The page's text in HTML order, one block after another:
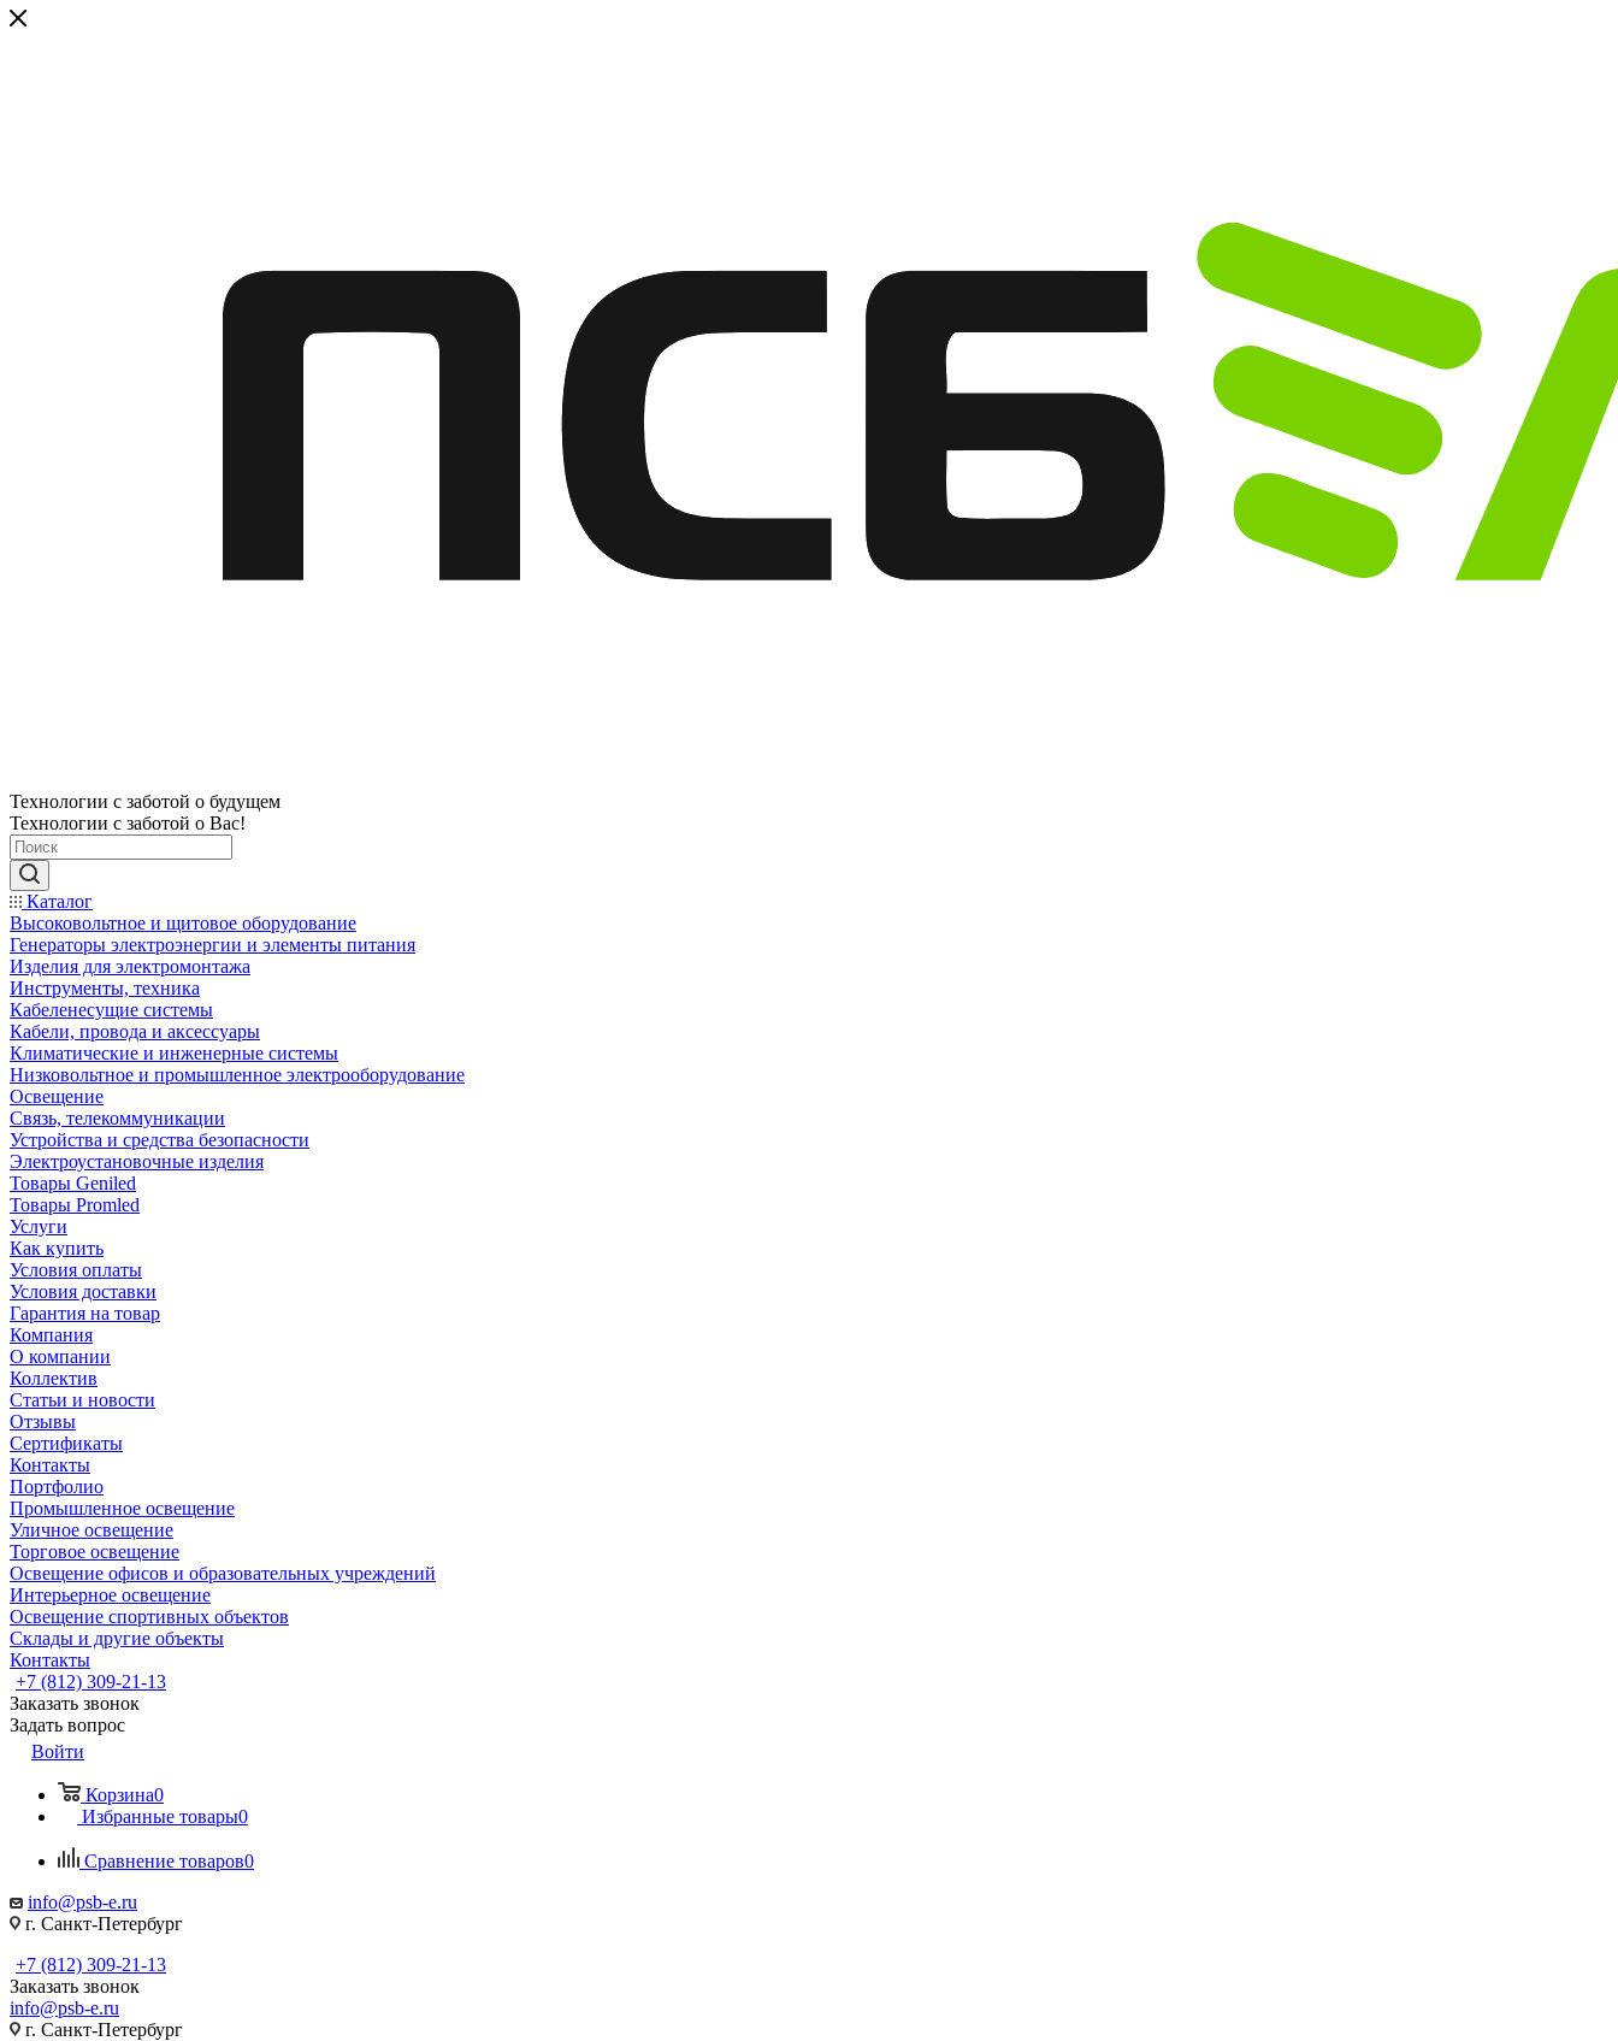
Технологии с заботой о будущем
Технологии с заботой о Вас!
Каталог
Высоковольтное и щитовое оборудование
Генераторы электроэнергии и элементы питания
Изделия для электромонтажа
Инструменты, техника
Кабеленесущие системы
Кабели, провода и аксессуары
Климатические и инженерные системы
Низковольтное и промышленное электрооборудование
Освещение
Связь, телекоммуникации
Устройства и средства безопасности
Электроустановочные изделия
Товары Geniled
Товары Promled
Услуги
Как купить
Условия оплаты
Условия доставки
Гарантия на товар
Компания
О компании
Коллектив
Статьи и новости
Отзывы
Сертификаты
Контакты
Портфолио
Промышленное освещение
Уличное освещение
Торговое освещение
Освещение офисов и образовательных учреждений
Интерьерное освещение
Освещение спортивных объектов
Склады и другие объекты
Контакты
+7 (812) 309-21-13
Заказать звонок
Задать вопрос
Войти
Корзина0
Избранные товары0
Сравнение товаров0
info@psb-e.ru
г. Санкт-Петербург
+7 (812) 309-21-13
Заказать звонок
info@psb-e.ru
г. Санкт-Петербург